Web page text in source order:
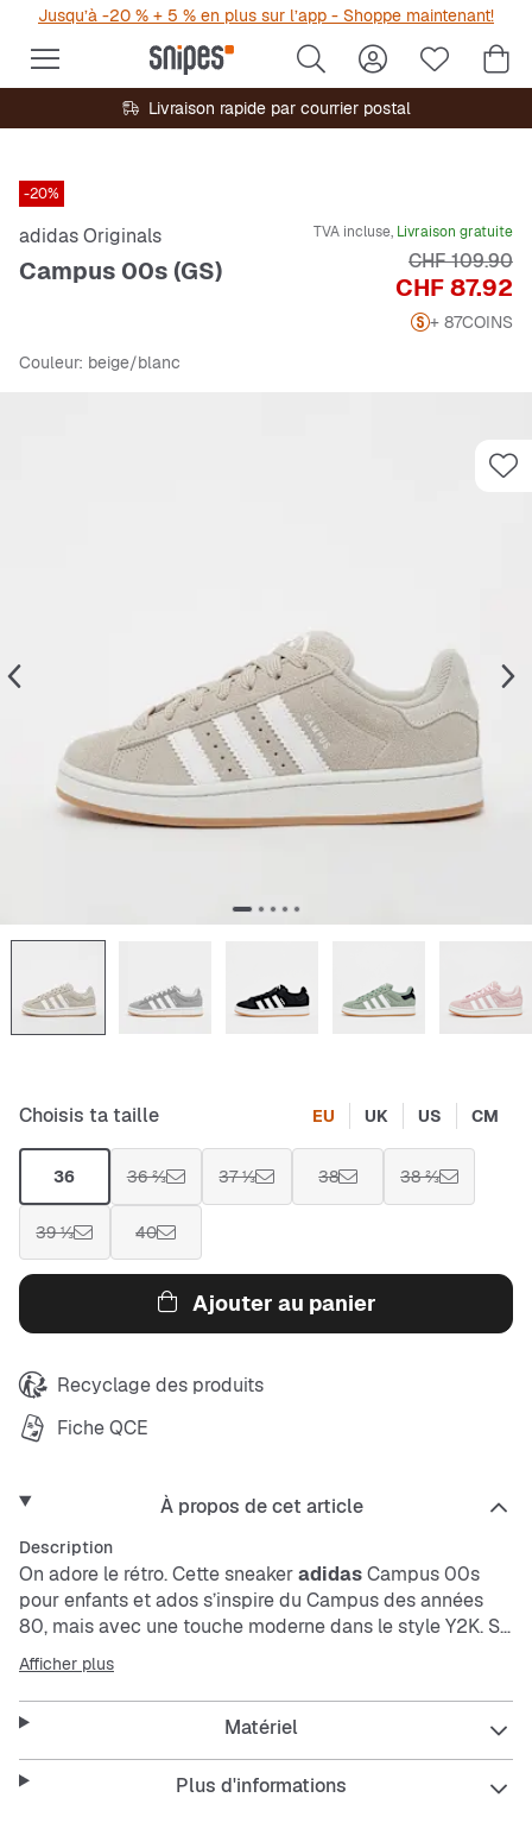
Jusqu’à -20 % + 5 % en plus sur l’app - Shoppe maintenant!
Livraison rapide par courrier postal
-20%
adidas Originals
Campus 00s (GS)
TVA incluse, Livraison gratuite
Prix
CHF 87.92
Prix original
CHF 109.90
+ 87COINS
Couleur: beige/blanc
Choisis ta taille EU UK US CM
36 36 ⅔ 37 ⅓ 38 38 ⅔
39 ⅓ 40
Ajouter au panier
Recyclage des produits
Fiche QCE
À propos de cet article
Description
On adore le rétro. Cette sneakeradidasCampus 00s
pour enfants et ados s’inspire du Campus des années
80, mais avec une touche moderne dans le style Y2K. Sa
silhouette épurée et son mélange de matériaux
apportent un look frais. Avec ton jean préféré, tu es prêt
à partir.
Afficher plus
Matériel
Plus d'informations